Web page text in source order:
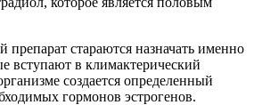
препарат стараются назначать именно
вступают в климактерический
создается определенный
гормонов эстрогенов.